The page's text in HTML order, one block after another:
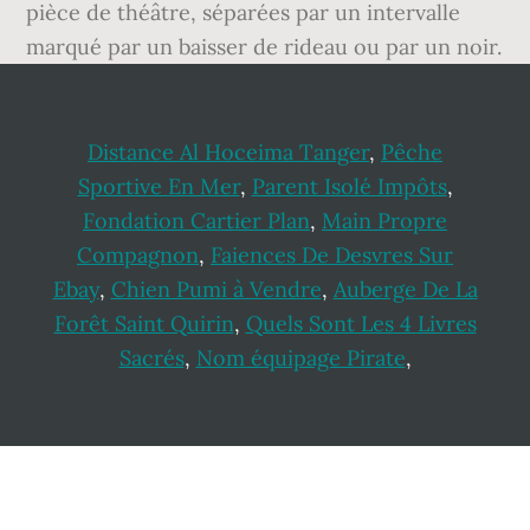
Distance Al Hoceima Tanger, Pêche
Sportive En Mer, Parent Isolé Impôts,
Fondation Cartier Plan, Main Propre
Compagnon, Faiences De Desvres Sur
Ebay, Chien Pumi à Vendre, Auberge De La
Forêt Saint Quirin, Quels Sont Les 4 Livres
Sacrés, Nom équipage Pirate,